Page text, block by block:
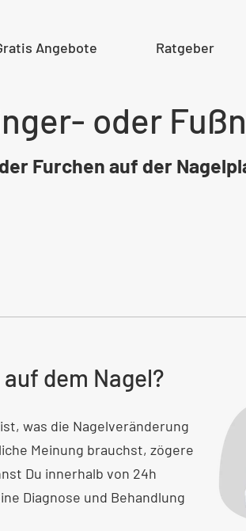
Angebote Ratgeber
oder
Furchen auf der
dem Nagel?
was die Nagelveränderung
Meinung brauchst, zögere
Du innerhalb von 24h
Diagnose und Behandlung